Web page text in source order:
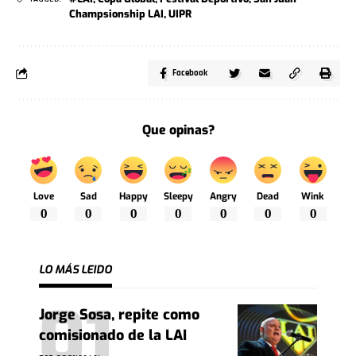
Champsionship LAI,UIPR
Facebook
Que opinas?
Love
0
Sad
0
Happy
0
Sleepy
0
Angry
0
Dead
0
Wink
0
LO MÁS LEIDO
Jorge Sosa, repite como
comisionado de la LAI